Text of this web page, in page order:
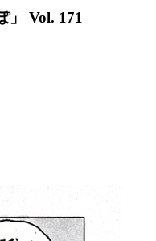
」 Vol. 171